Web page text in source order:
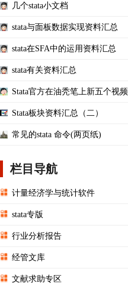
几个stata小文档
stata与面板数据实现资料汇总
stata在SFA中的运用资料汇总
stata有关资料汇总
Stata官方在油秃笔上新五个视频
Stata板块资料汇总（二）
常见的stata 命令(两页纸)
栏目导航
计量经济学与统计软件
stata专版
行业分析报告
经管文库
文献求助专区